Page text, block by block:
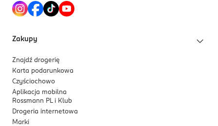
Zakupy
Znajdź drogerię
Karta podarunkowa
Czyściochowo
Aplikacja mobilna
Rossmann PL i Klub
Drogeria internetowa
Marki